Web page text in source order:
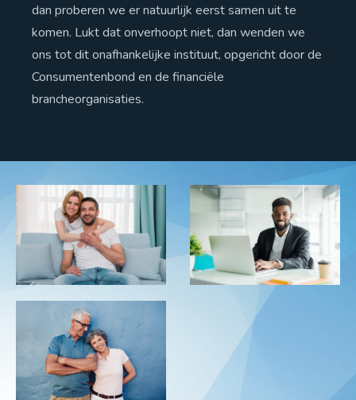
dan proberen we er natuurlijk eerst samen uit te
komen. Lukt dat onverhoopt niet, dan wenden we
ons tot dit onafhankelijke instituut, opgericht door de
Consumentenbond en de financiële
brancheorganisaties.